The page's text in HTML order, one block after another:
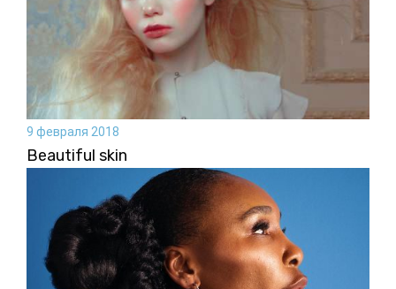
9 февраля 2018
Beautiful skin